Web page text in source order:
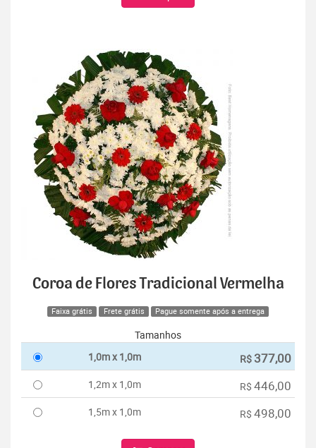
Coroa de Flores Tradicional Vermelha
Faixa grátis Frete grátis Pague somente após a entrega
Tamanhos
1,0m x 1,0m
R$ 377,00
1,2m x 1,0m R$ 446,00
1,5m x 1,0m R$ 498,00